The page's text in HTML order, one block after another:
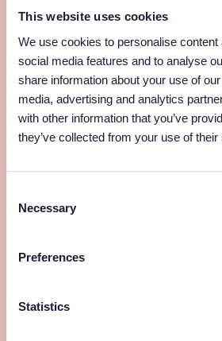
This website uses cookies
We use cookies to personalise content
social media features and to analyse
share information about your use of
media, advertising and analytics
with other information that you’ve
they’ve collected from your use of
Selection
Necessary
Preferences
Statistics
als jij:
Een afgeronde WO-opleiding
Minimaal 3 jaar ervaring
of advocaat (Kennis van
ondernemingsrecht en Sociaal
Extra punten!
Juridische materie toegankelijk
Communicatief sterk bent,
Altijd oog hebt voor detail en
Dit hebben wij jou te